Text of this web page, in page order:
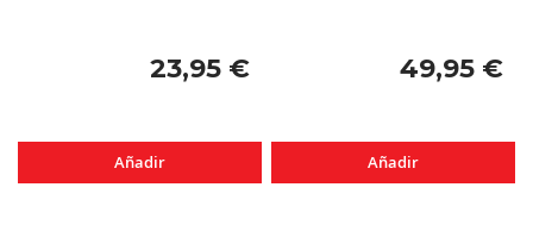
23,95 €
Añadir
49,95 €
Añadir